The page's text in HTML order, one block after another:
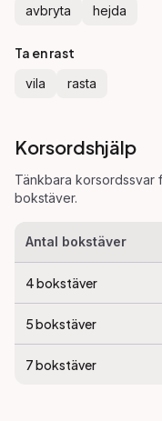
avbryta hejda
Ta en rast
vila rasta
Korsordshjälp
Tänkbara korsordssvar
bokstäver.
Antal bokstäver
4bokstäver
5bokstäver
7bokstäver